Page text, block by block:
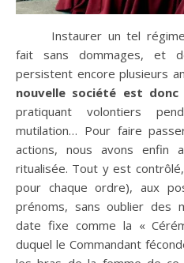
Instaurer un tel
fait sans dommages, et
persistent encore plusieurs
nouvelle société est
pratiquant volontiers
mutilation… Pour faire
actions, nous avons enfin
ritualisée. Tout y est
pour chaque ordre), aux
prénoms, sans oublier des
date fixe comme la «
duquel le Commandant